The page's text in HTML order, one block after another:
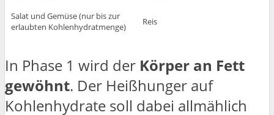
Salat und Gemüse (nur bis zur
erlaubten Kohlenhydratmenge)
Reis
In Phase 1 wird der Körper an Fett
gewöhnt. Der Heißhunger auf
Kohlenhydrate soll dabei allmählich